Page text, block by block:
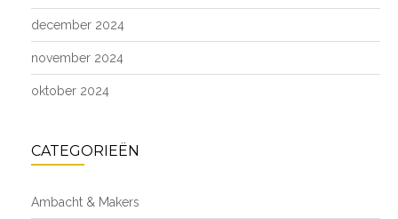
december 2024
november 2024
oktober 2024
CATEGORIEËN
Ambacht & Makers